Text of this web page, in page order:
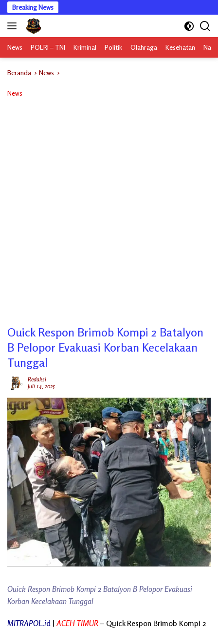
Langsung
ke
konten
Breaking News
News POLRI – TNI Kriminal Politik Olahraga Kesehatan
Beranda News
News
Ouick Respon Brimob Kompi 2 Batalyon
B Pelopor Evakuasi Korban Kecelakaan
Tunggal
Redaksi
Juli 14, 2025
Ouick Respon Brimob Kompi 2 Batalyon B Pelopor Evakuasi
Korban Kecelakaan Tunggal
MITRAPOL.id | ACEH TIMUR – Quick Respon Brimob Kompi 2